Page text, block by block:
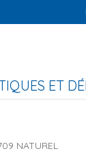
ET
NATUREL